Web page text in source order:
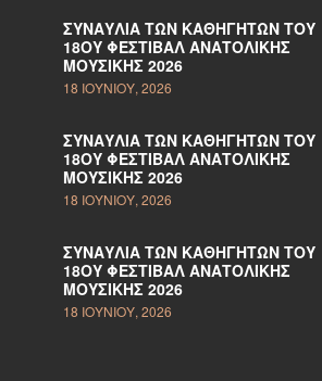
ΣΥΝΑΥΛΊΑ ΤΩΝ ΚΑΘΗΓΗΤΏΝ ΤΟΥ
18ΟΥ ΦΕΣΤΙΒΆΛ ΑΝΑΤΟΛΙΚΉΣ
ΜΟΥΣΙΚΉΣ 2026
18 ΙΟΥΝΊΟΥ, 2026
ΣΥΝΑΥΛΊΑ ΤΩΝ ΚΑΘΗΓΗΤΏΝ ΤΟΥ
18ΟΥ ΦΕΣΤΙΒΆΛ ΑΝΑΤΟΛΙΚΉΣ
ΜΟΥΣΙΚΉΣ 2026
18 ΙΟΥΝΊΟΥ, 2026
ΣΥΝΑΥΛΊΑ ΤΩΝ ΚΑΘΗΓΗΤΏΝ ΤΟΥ
18ΟΥ ΦΕΣΤΙΒΆΛ ΑΝΑΤΟΛΙΚΉΣ
ΜΟΥΣΙΚΉΣ 2026
18 ΙΟΥΝΊΟΥ, 2026